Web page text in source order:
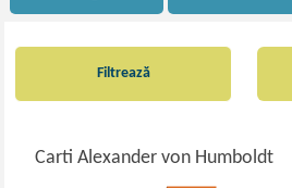
Filtrează
Carti Alexander von Humboldt